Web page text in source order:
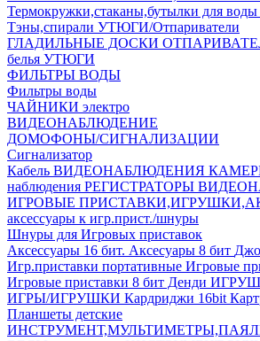
Термокружки,стаканы,бутылки для воды
Тэны,спирали УТЮГИ/Отпариватели
ГЛАДИЛЬНЫЕ ДОСКИ
белья УТЮГИ
ФИЛЬТРЫ ВОДЫ
Фильтры воды
ЧАЙНИКИ электро
ВИДЕОНАБЛЮДЕНИЕ
ДОМОФОНЫ/СИГНАЛИЗАЦИИ
Сигнализатор
Кабель ВИДЕОНАБЛЮДЕНИЯ
наблюдения РЕГИСТРАТОРЫ
ИГРОВЫЕ
аксесcуары к игр.прист./шнуры
Шнуры для Игровых приставок
Аксессуары 16 бит. Аксесуары 8 бит
Игр.приставки портативные Игровые
Игровые приставки 8 бит Денди
ИГРЫ/ИГРУШКИ Кардриджи 16bit
Планшеты детские